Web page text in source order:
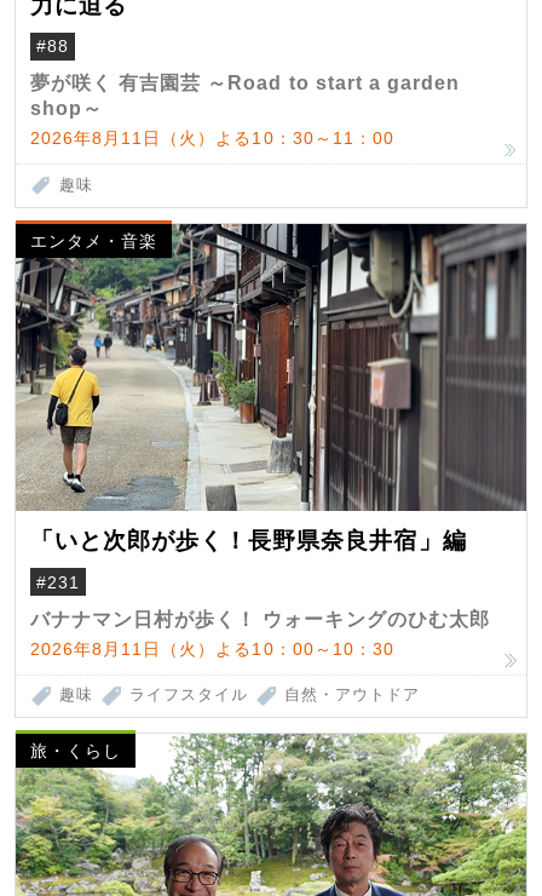
力に迫る
#88
夢が咲く 有吉園芸 ～Road to start a garden
shop～
2026年8月11日（火）よる10：30～11：00
趣味
エンタメ・音楽
「いと次郎が歩く！長野県奈良井宿」編
#231
バナナマン日村が歩く！ ウォーキングのひむ太郎
2026年8月11日（火）よる10：00～10：30
趣味 ライフスタイル 自然・アウトドア
旅・くらし